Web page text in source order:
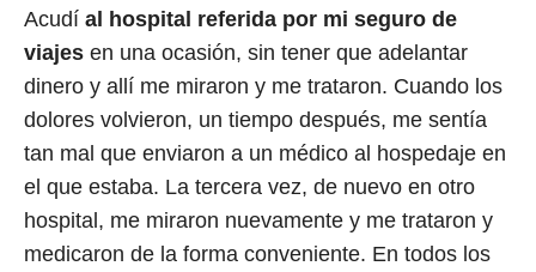
Acudí al hospital referida por mi seguro de
viajes en una ocasión, sin tener que adelantar
dinero y allí me miraron y me trataron. Cuando los
dolores volvieron, un tiempo después, me sentía
tan mal que enviaron a un médico al hospedaje en
el que estaba. La tercera vez, de nuevo en otro
hospital, me miraron nuevamente y me trataron y
medicaron de la forma conveniente. En todos los